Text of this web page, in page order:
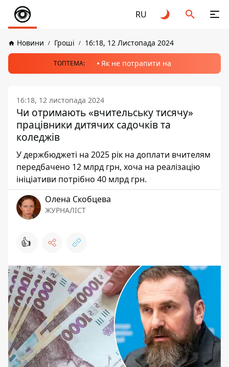
RU
Новини Гроші 16:18, 12 Листопада 2024
ТОПТЕМА: Як не потрапити на
16:18, 12 листопада 2024
Чи отримають «вчительську тисячу»
працівники дитячих садочків та
коледжів
У держбюджеті на 2025 рік на доплати вчителям
передбачено 12 млрд грн, хоча на реалізацію
ініціативи потрібно 40 млрд грн.
Олена Скобцева
ЖУРНАЛІСТ
👍